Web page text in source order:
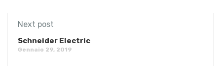
Next post
Schneider Electric
Gennaio 29, 2019